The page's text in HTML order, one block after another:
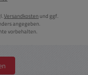
Versandkosten und ggf.
angegeben.
vorbehalten.